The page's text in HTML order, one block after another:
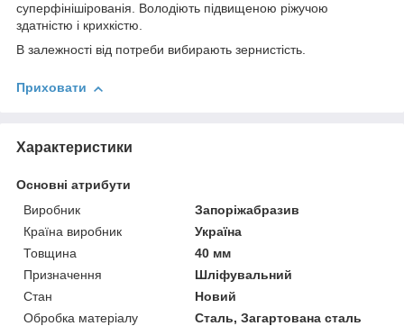
суперфінішірованія. Володіють підвищеною ріжучою
здатністю і крихкістю.
В залежності від потреби вибирають зернистість.
Приховати
Характеристики
Основні атрибути
Виробник
Запоріжабразив
Країна виробник
Україна
Товщина
40 мм
Призначення
Шліфувальний
Стан
Новий
Обробка матеріалу
Сталь, Загартована сталь